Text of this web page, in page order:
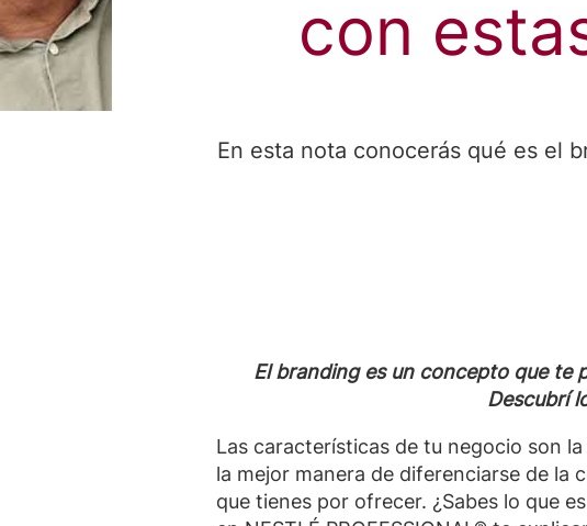
con
En esta nota conocerás qué es el
El branding es un concepto que te
Descubrí
Las características de tu negocio son
la mejor manera de diferenciarse de la
que tienes por ofrecer. ¿Sabes lo que